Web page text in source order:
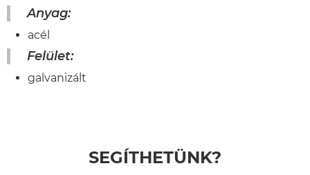
Anyag:
acél
Felület:
galvanizált
SEGÍTHETÜNK?